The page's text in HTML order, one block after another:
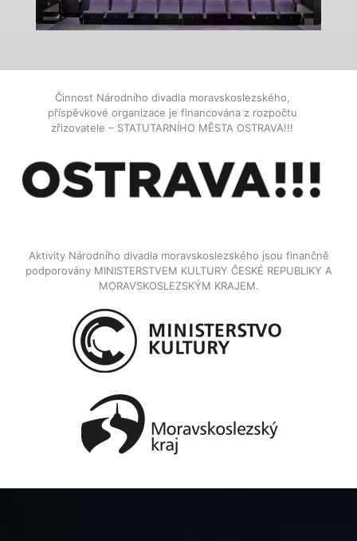
Činnost Národního divadla moravskoslezského,
příspěvkové organizace je financována z rozpočtu
zřizovatele – STATUTARNÍHO MĚSTA OSTRAVA!!!
Aktivity Národního divadla moravskoslezského jsou finančně
podporovány MINISTERSTVEM KULTURY ČESKÉ REPUBLIKY A
MORAVSKOSLEZSKÝM KRAJEM.